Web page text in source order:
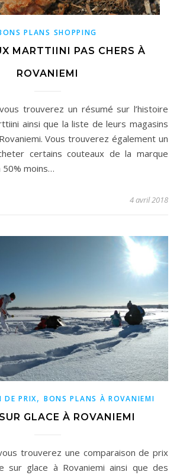
PLANS SHOPPING
MARTTIINI PAS CHERS À
ROVANIEMI
ainsi que la liste de leurs magasins
Vous trouverez également un
certains couteaux de la marque
50% moins…
4 avril 2018
DE PRIX, BONS PLANS À ROVANIEMI
GLACE À ROVANIEMI
sur glace à Rovaniemi ainsi que des